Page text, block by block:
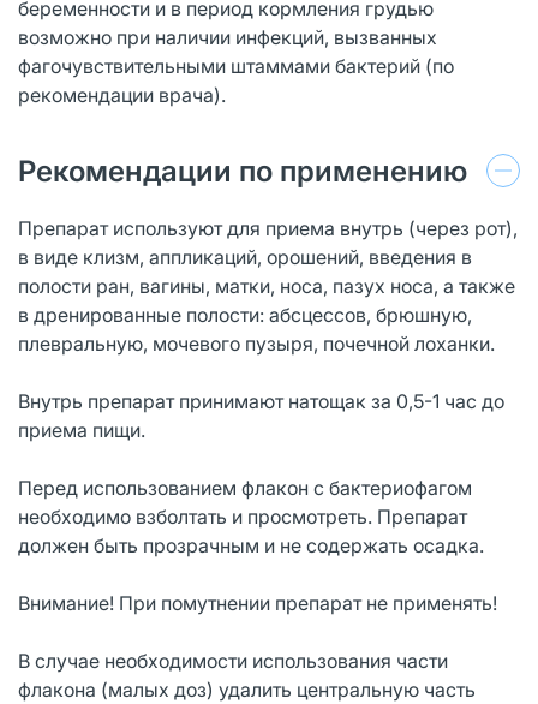
беременности и в период кормления грудью
возможно при наличии инфекций, вызванных
фагочувствительными штаммами бактерий (по
рекомендации врача).
Рекомендации по применению
Препарат используют для приема внутрь (через рот),
в виде клизм, аппликаций, орошений, введения в
полости ран, вагины, матки, носа, пазух носа, а также
в дренированные полости: абсцессов, брюшную,
плевральную, мочевого пузыря, почечной лоханки.
Внутрь препарат принимают натощак за 0,5-1 час до
приема пищи.
Перед использованием флакон с бактериофагом
необходимо взболтать и просмотреть. Препарат
должен быть прозрачным и не содержать осадка.
Внимание! При помутнении препарат не применять!
В случае необходимости использования части
флакона (малых доз) удалить центральную часть